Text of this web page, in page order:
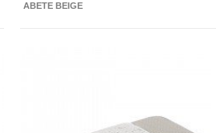
ABETE BEIGE